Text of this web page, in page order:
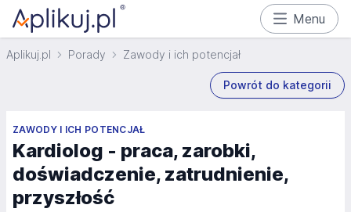
Menu
Aplikuj.pl Porady Zawody i ich potencjał
Powrót do kategorii
ZAWODY I ICH POTENCJAŁ
Kardiolog - praca, zarobki,
doświadczenie, zatrudnienie,
przyszłość